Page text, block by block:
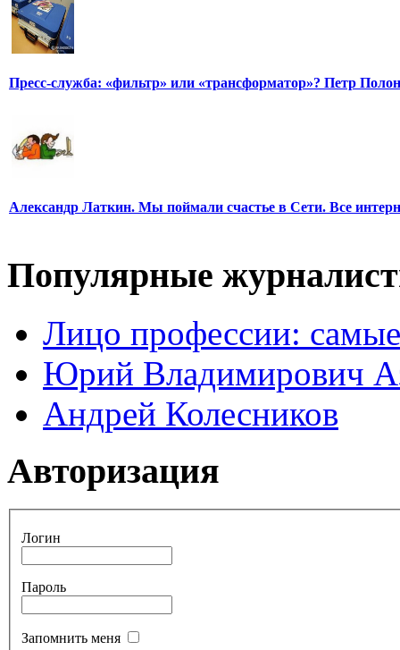
Пресс-служба: «фильтр» или «трансформатор»? Петр
Александр Латкин. Мы поймали счастье в Сети. Все интерн
Популярные
Лицо профессии:
Юрий Владимирович
Андрей Колесников
Авторизация
Логин
Пароль
Запомнить меня